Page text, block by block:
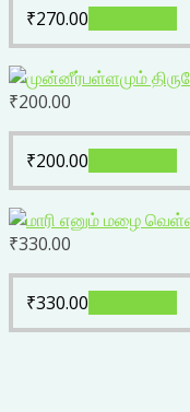
₹270.00
₹200.00
₹200.00
₹330.00
₹330.00